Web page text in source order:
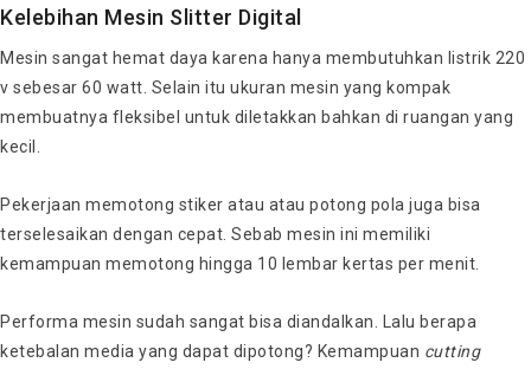
Kelebihan Mesin Slitter Digital
Mesin sangat hemat daya karena hanya membutuhkan listrik 220
v sebesar 60 watt. Selain itu ukuran mesin yang kompak
membuatnya fleksibel untuk diletakkan bahkan di ruangan yang
kecil.
Pekerjaan memotong stiker atau atau potong pola juga bisa
terselesaikan dengan cepat. Sebab mesin ini memiliki
kemampuan memotong hingga 10 lembar kertas per menit.
Performa mesin sudah sangat bisa diandalkan. Lalu berapa
ketebalan media yang dapat dipotong? Kemampuan cutting